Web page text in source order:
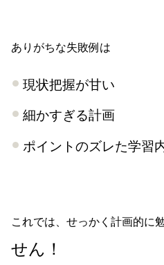
ありがちな失敗例は
現状把握が甘い
細かすぎる計画
ポイントのズレた学習
これでは、せっかく計画的に
せん！